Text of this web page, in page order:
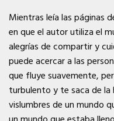
Mientras leía las páginas
en que el autor utiliza el
alegrías de compartir y
puede acercar a las
que fluye suavemente,
turbulento y te saca de la
vislumbres de un mundo